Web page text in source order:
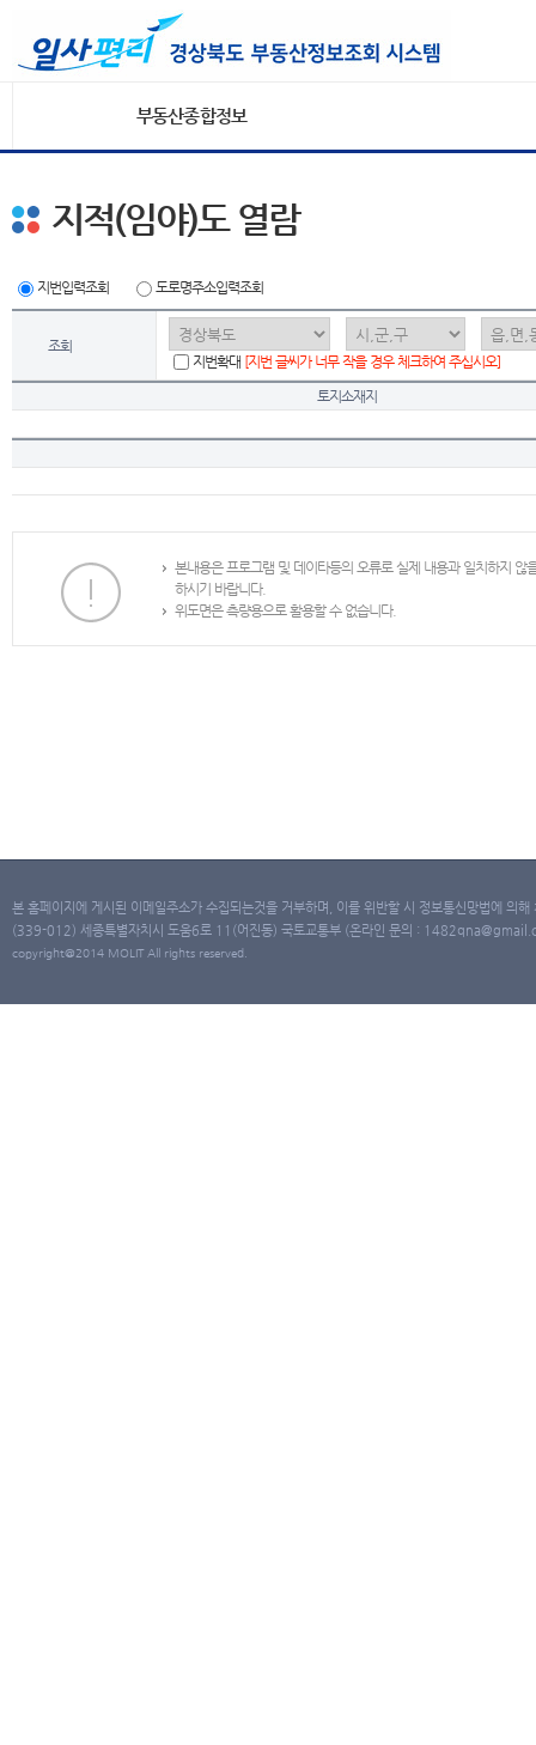
부동산종합정보
지적(임야)도 열람
지번입력조회 도로명주소입력조회
조회
지번확대 [지번 글씨가 너무 작을 경우 체크하여 주십시오]
토지소재지
본내용은 프로그램 및 데이타등의 오류로 실제 내용과 일치하지
하시기 바랍니다.
위도면은 측량용으로 활용할 수 없습니다.
본 홈페이지에 게시된 이메일주소가 수집되는것을 거부하며, 이를 위반할 시 정보통신망법에 의
(339-012) 세종특별자치시 도움6로 11(어진동) 국토교통부 (온라인 문의 :
copyright@2014 MOLIT All rights reserved.